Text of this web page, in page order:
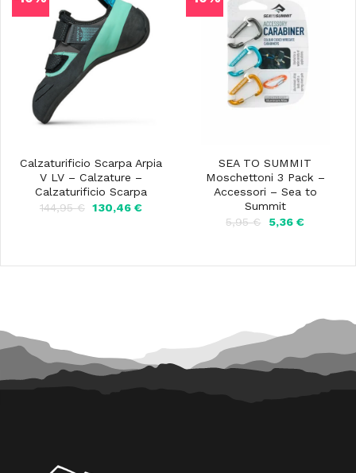
Calzaturificio Scarpa Arpia
V LV – Calzature –
Calzaturificio Scarpa
144,95€ Il
130,46€Il
SEA TO SUMMIT
Moschettoni 3 Pack –
Accessori – Sea to
Summit
5,95€
Il
5,95 €.
5,36 €Il
5,36 €.